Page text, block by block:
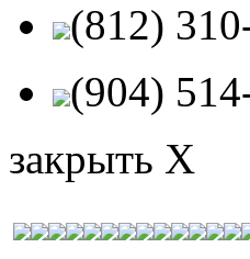
(812)
(904)
закрыть X